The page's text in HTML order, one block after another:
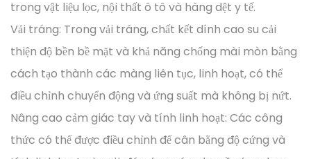
trong vật liệu lọc, nội thất ô tô và hàng dệt y tế.
Vải tráng: Trong vải tráng, chất kết dính cao su cải
thiện độ bền bề mặt và khả năng chống mài mòn bằng
cách tạo thành các màng liên tục, linh hoạt, có thể
điều chỉnh chuyển động và ứng suất mà không bị nứt.
Nâng cao cảm giác tay và tính linh hoạt: Các công
thức có thể được điều chỉnh để cân bằng độ cứng và